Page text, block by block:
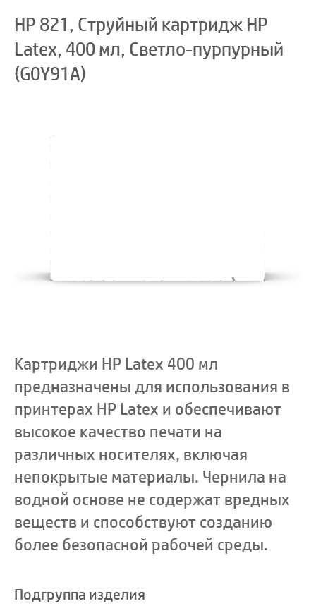
HP 821, Струйный картридж HP
Latex, 400 мл, Светло-пурпурный
(G0Y91A)
Картриджи HP Latex 400 мл
предназначены для использования в
принтерах HP Latex и обеспечивают
высокое качество печати на
различных носителях, включая
непокрытые материалы. Чернила на
водной основе не содержат вредных
веществ и способствуют созданию
более безопасной рабочей среды.
Подгруппа изделия